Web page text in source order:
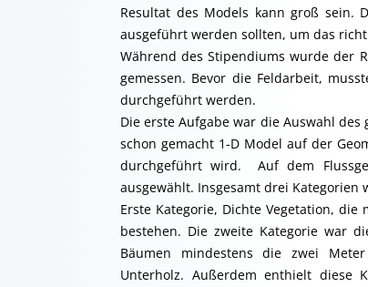
Resultat des Models kann groß sein.
ausgeführt werden sollten, um das
Während des Stipendiums wurde der
gemessen. Bevor die Feldarbeit,
durchgeführt werden.
Die erste Aufgabe war die Auswahl
schon gemacht 1-D Model auf der
durchgeführt wird. Auf dem
ausgewählt. Insgesamt drei Kategorien
Erste Kategorie, Dichte Vegetation,
bestehen. Die zweite Kategorie war
Bäumen mindestens die zwei
Unterholz. Außerdem enthielt diese